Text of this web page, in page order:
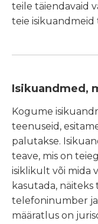
teile täiendavaid
teie isikuandmeid
Isikuandmed,
Kogume
teenuseid,
palutakse.
teave, mis on
isiklikult või mida
kasutada, näiteks
telefoninumber ja
määratlus on